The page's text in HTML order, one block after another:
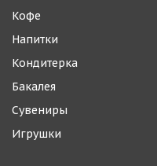
Кофе
Напитки
Кондитерка
Бакалея
Сувениры
Игрушки